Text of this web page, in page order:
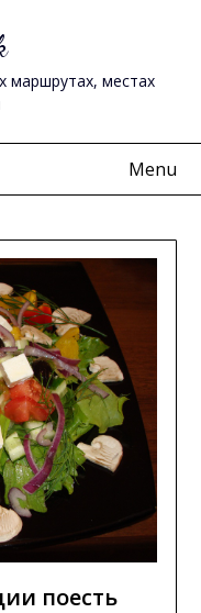
маршрутах, местах
Menu
поесть